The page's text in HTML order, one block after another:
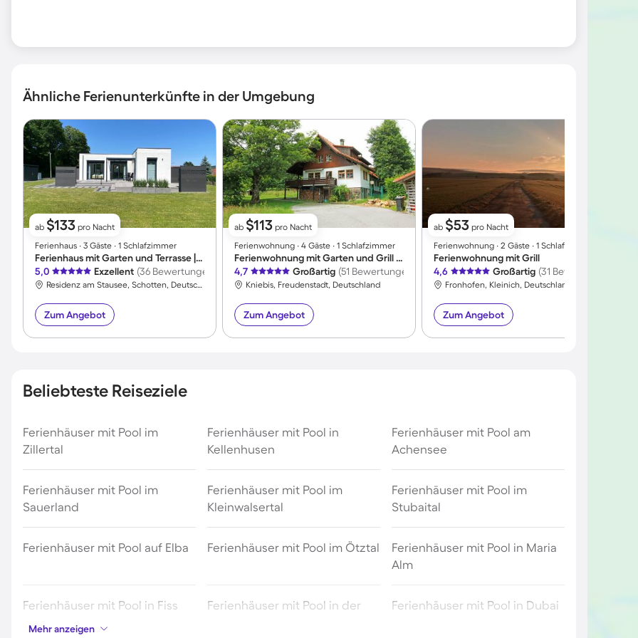
Ähnliche Ferienunterkünfte in der Umgebung
ab $133 pro Nacht
Ferienhaus ∙ 3 Gäste ∙ 1 Schlafzimmer
Ferienhaus mit Garten und Terrasse | Bergblick
5,0
Exzellent (36 Bewertungen)
Residenz am Stausee, Schotten, Deutschland
Zum Angebot
ab $113 pro Nacht
Ferienwohnung ∙ 4 Gäste ∙ 1 Schlafzimmer
Ferienwohnung mit Garten und Grill | Haustiere sind willkommen
4,7
Großartig (51 Bewertungen)
Kniebis, Freudenstadt, Deutschland
Zum Angebot
ab $53 pro Nacht
Ferienwohnung ∙ 2 Gäste ∙ 1 Schlafzimmer
Ferienwohnung mit Grill
4,6
Großartig (31 Bewertungen)
Fronhofen, Kleinich, Deutschland
Zum Angebot
Beliebteste Reiseziele
Ferienhäuser mit Pool im
Zillertal
Ferienhäuser mit Pool in
Kellenhusen
Ferienhäuser mit Pool am
Achensee
Ferienhäuser mit Pool im
Sauerland
Ferienhäuser mit Pool im
Kleinwalsertal
Ferienhäuser mit Pool im
Stubaital
Ferienhäuser mit Pool auf Elba Ferienhäuser mit Pool im Ötztal
Ferienhäuser mit Pool in Maria
Alm
Ferienhäuser mit Pool in Fiss
Ferienhäuser mit Pool in der
Ferienhäuser mit Pool in Dubai
Mehr anzeigen